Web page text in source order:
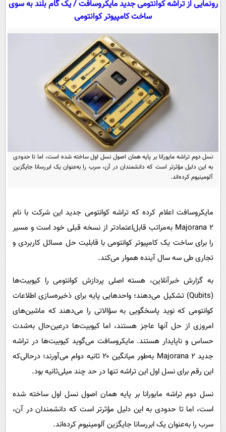
سیاسی
اقتصاد
اقتصادی
خودرو
جامعه
اجتماعی
حوادث
سلامت
یک برش دانایی
محیط زیست
سفر و تفریح
ورزشی
بین الملل
سیاست خارجی
فرهنگ و هنر
علم و دانش
فناوری و It
علمی
اخبار کریپتو
قرآن
گوناگون
سرگرمی
فیلم
سیاست
سرگرمی
فناوری
حوادث
سلامت
فرهنگی
بین الملل
حیات وحش
داستان کوتاه
پیامک
روانشناسی
دانلود
رونمایی از تراشه کوانتومی جدید مایکروسافت / یک گام بلند به سوی
ساخت کامپیوتر کوانتومی
نسل دوم تراشه مایورانا بر پایه همان اصول نسل اول ساخته شده است، اما تا حدودی
به این دلیل مؤثرتر است که دانشمندان در آن، سرب را به‌عنوان یک ابررسانا جایگزین
آلومینیوم کرده‌اند.
مایکروسافت اعلام کرده که تراشه کوانتومی جدید این شرکت با نام
Majorana 2 به‌مراتب قابل‌اعتمادتر از نسخه قبلی خود است و مسیر
را برای ساخت یک کامپیوتر کوانتومی با قابلیت حل مسائل کاربردی و
تجاری طی سه سال آینده هموار می‌کند.
به گزارش خبرآنلاین، هسته اصلی پردازش کوانتومی را کیوبیت‌ها
(Qubits) تشکیل می‌دهند؛ واحدهایی پایه برای ذخیره‌سازی اطلاعات
کوانتومی که نوید پاسخگویی به سؤالاتی را می‌دهند که ماشین‌های
امروزی از حل آنها عاجز هستند، اما کیوبیت‌ها درعین‌حال به‌شدت
حساس و ناپایدار هستند. مایکروسافت می‌گوید کیوبیت‌ها در تراشه
جدید Majorana 2 به‌طور میانگین ۲۰ ثانیه دوام می‌آورند؛ درحالی‌که
این رقم برای نسل اول این تراشه تنها در حد چند میلی‌ثانیه بود.
نسل دوم تراشه مایورانا بر پایه همان اصول نسل اول ساخته شده
است، اما تا حدودی به این دلیل مؤثرتر است که دانشمندان در آن،
سرب را به‌عنوان یک ابررسانا جایگزین آلومینیوم کرده‌اند.